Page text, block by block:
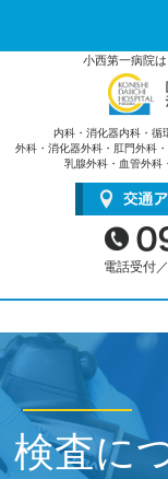
小西第一病院
内科・消化器内科・循
外科・消化器外科・肛門外科
乳腺外科・血管外科
電話受付
検査に